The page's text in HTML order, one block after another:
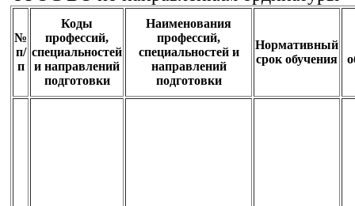
№
п/
п
Коды
профессий,
специальностей
и направлений
подготовки
Наименования
профессий,
специальностей и
направлений
подготовки
Нормативный
срок обучения